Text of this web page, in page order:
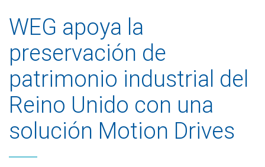
WEG apoya la
preservación de
patrimonio industrial del
Reino Unido con una
solución Motion Drives